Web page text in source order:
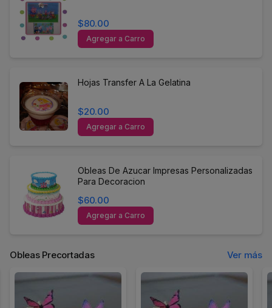
$80.00
Agregar a Carro
Hojas Transfer A La Gelatina
$20.00
Agregar a Carro
Obleas De Azucar Impresas Personalizadas
Para Decoracion
$60.00
Agregar a Carro
Obleas Precortadas Ver más